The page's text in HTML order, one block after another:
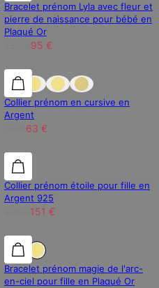
Bracelet prénom Lyla avec fleur et
pierre de naissance pour bébé en
Plaqué Or
95 €
15% de réduction
30% de réduction
Collier prénom en cursive en
Argent
63 €
30% de réduction
30% de réduction
Collier prénom étoile pour fille en
Argent 925
151 €
30% de réduction
Bracelet prénom magie de l'arc-
en-ciel pour fille en Plaqué Or